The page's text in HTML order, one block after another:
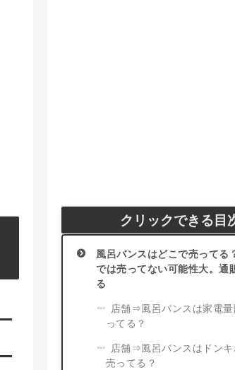
クリックできる目
風呂バンスはどこで売ってる
では売ってない可能性大。通
る
店舗⇒風呂バンスは家電量
ってる？
店舗⇒風呂バンスはドンキ
売ってる？